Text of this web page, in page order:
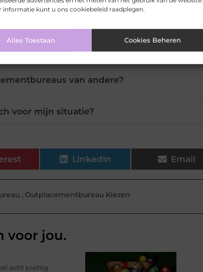
informatie kunt u ons cookiebeleid raadplegen.
Alles Toestaan Cookies Beheren
krijg van een coach?
maken van deze coaches?
van andere?
voor mijn situatie?
LinkedIn Email
, Outplacementbureau Kiezen
voor jou.
echt prettig